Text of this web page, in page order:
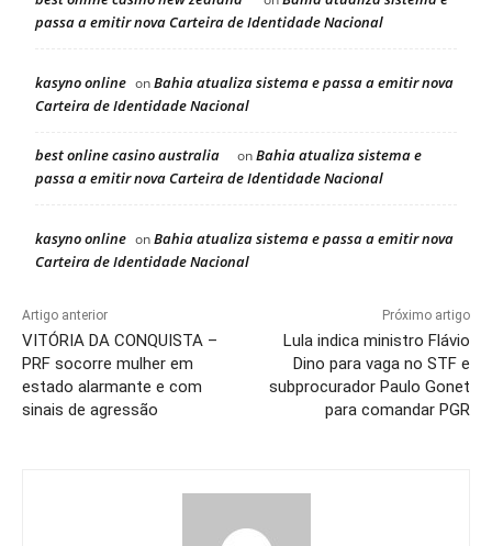
passa a emitir nova Carteira de Identidade Nacional
kasyno online onBahia atualiza sistema e passa a emitir nova
Carteira de Identidade Nacional
best online casino australia onBahia atualiza sistema e
passa a emitir nova Carteira de Identidade Nacional
kasyno online onBahia atualiza sistema e passa a emitir nova
Carteira de Identidade Nacional
Artigo anterior
VITÓRIA DA CONQUISTA –
PRF socorre mulher em
estado alarmante e com
sinais de agressão
Próximo artigo
Lula indica ministro Flávio
Dino para vaga no STF e
subprocurador Paulo Gonet
para comandar PGR